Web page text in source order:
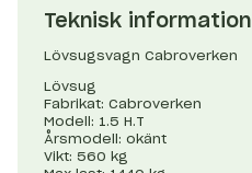
Teknisk information
Lövsugsvagn Cabroverken
Lövsug
Fabrikat: Cabroverken
Modell: 1.5 H.T
Årsmodell: okänt
Vikt: 560 kg